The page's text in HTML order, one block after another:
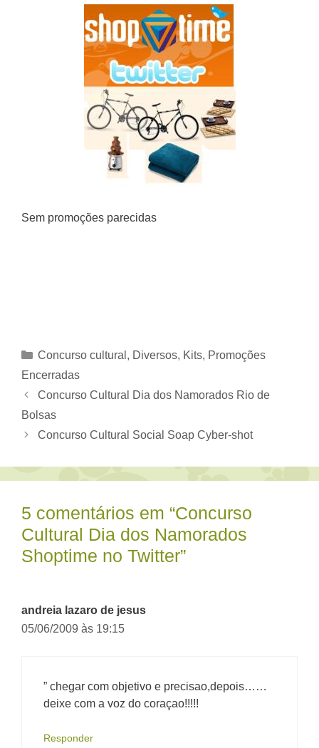
Sem promoções parecidas
Categorias
Concurso cultural , Diversos, Kits, Promoções
Encerradas
Concurso Cultural Dia dos Namorados Rio de
Bolsas
Concurso Cultural Social Soap Cyber-shot
5 comentários em “Concurso
Cultural Dia dos Namorados
Shoptime no Twitter”
andreia lazaro de jesus
05/06/2009 às 19:15
” chegar com objetivo e precisao,depois……
deixe com a voz do coraçao!!!!!
Responder